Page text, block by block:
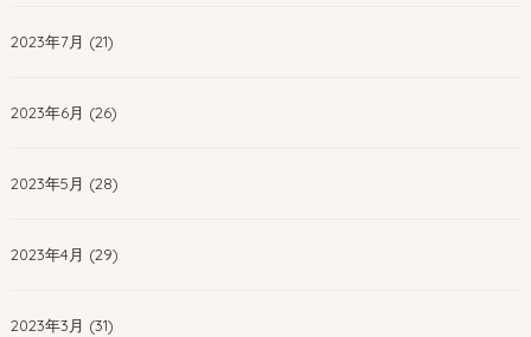
2023年7月 (21)
2023年6月 (26)
2023年5月 (28)
2023年4月 (29)
2023年3月 (31)